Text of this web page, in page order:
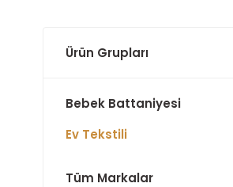
Ürün Grupları
Bebek Battaniyesi
Ev Tekstili
Tüm Markalar